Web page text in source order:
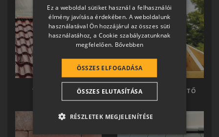
TERRÁN TETŐ TERRÁN KÉSZTETŐ
SLOVAK
GERMAN
ROMANIAN
CROATIAN
SR
RO-HU
Ez a weboldal sütiket használ a felhasználói
élmény javítása érdekében. A weboldalunk
használatával Ön hozzájárul az összes süti
használatához, a Cookie szabályzatunknak
megfelelően. Bővebben
ÖSSZES ELFOGADÁSA
ÖSSZES ELUTASÍTÁSA
RÉSZLETEK MEGJELENÍTÉSE